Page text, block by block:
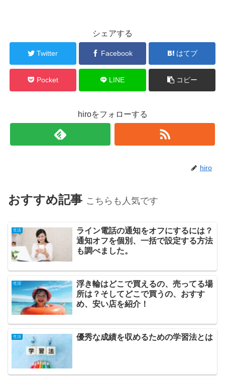
シェアする
Twitter Facebook はてブ
Pocket LINE コピー
hiroをフォローする
hiro
おすすめ記事 こちらも人気です
生活
ライン電話の通知をオフにするには？
通知オフを個別、一括で設定する方法
も調べました。
生活
浮き輪はどこで買えるの、売ってる場
所は？そしてどこで買うの、おすす
め、安い店を紹介！
生活 優秀な成績を収めるための学習法とは